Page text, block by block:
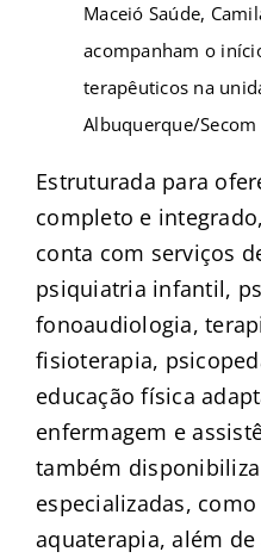
Maceió Saúde,
acompanham o
terapêuticos na
Albuquerque/Secom
Estruturada para
completo e
conta com serviços
psiquiatria infantil,
fonoaudiologia,
fisioterapia,
educação física
enfermagem e
também
especializadas,
aquaterapia, além